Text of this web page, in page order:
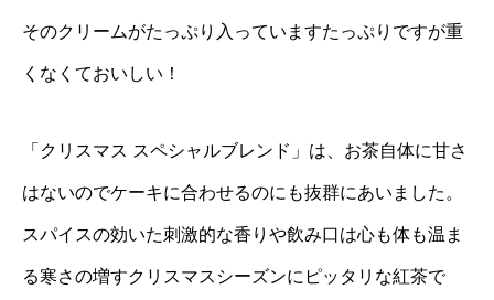
そのクリームがたっぷり入っていますたっぷりですが重
くなくておいしい！
「クリスマス スペシャルブレンド」は、お茶自体に甘さ
はないのでケーキに合わせるのにも抜群にあいました。
スパイスの効いた刺激的な香りや飲み口は心も体も温ま
る寒さの増すクリスマスシーズンにピッタリな紅茶で